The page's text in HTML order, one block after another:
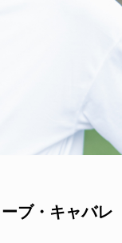
ブ・キャバレ